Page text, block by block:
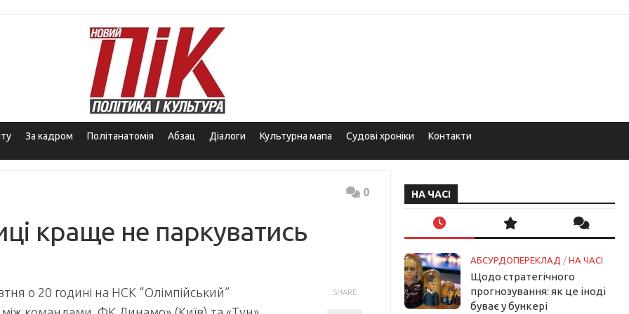
За кадром Політанатомія Абзац Діалоги Культурна мапа Судові хроніки Контакти
0
краще не паркуватись
о 20 годині на НСК “Олімпійський”
SHARE
НА ЧАСІ
АБСУРДОПЕРЕКЛАД / НА ЧАСІ
Щодо стратегічного
прогнозування: як це іноді
буває у бункері